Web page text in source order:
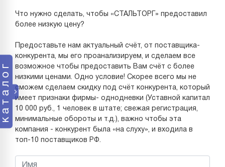
каталог
Что нужно сделать, чтобы «СТАЛЬТОРГ» предоставил
более низкую цену?
Предоставьте нам актуальный счёт, от поставщика-
конкурента, мы его проанализируем, и сделаем все
возможное чтобы предоставить Вам счёт с более
низкими ценами. Одно условие! Скорее всего мы не
сможем сделаем скидку под счёт конкурента, который
имеет признаки фирмы- однодневки (Уставной капитал
10 000 руб., 1 человек в штате; свежая регистрация,
минимальные обороты и т.д.), важно чтобы эта
компания - конкурент была «на слуху», и входила в
топ-10 поставщиков РФ.